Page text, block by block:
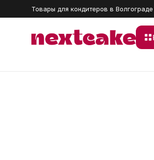
Товары для кондитеров в Волгограде